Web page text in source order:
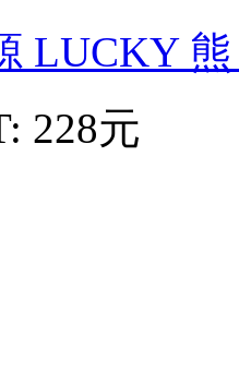
LUCKY
228元